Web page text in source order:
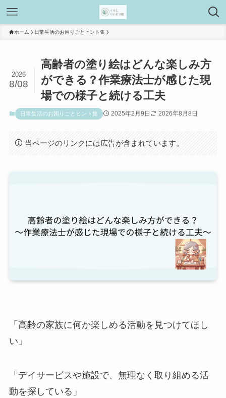
ホーム 日常生活のお困りごとヒント集
高齢者の塗り絵はどんな楽しみ方
ができる？作業療法士が感じた現
場での様子と続ける工夫
2026
8/08
日常生活のお困りごとヒント集 2025年2月9日 2026年8月8日
当ページのリンクには広告が含まれています。
「高齢の家族に何か楽しめる活動を見つけてほし
い」
「デイサービスや施設で、無理なく取り組める活
動を探している」